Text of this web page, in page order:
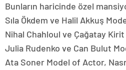
Bunların haricinde özel
Sıla Ökdem ve Halil Akkuş
Nihal Chahloul ve Çağatay
Julia Rudenko ve Can Bulut
Ata Soner Model of Actor,